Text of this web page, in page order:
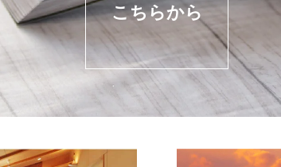
こちらから